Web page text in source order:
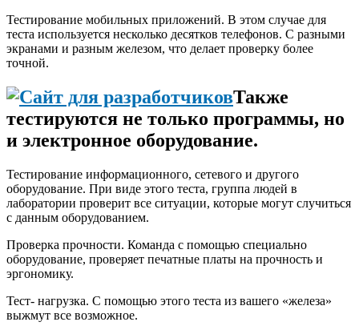
Тестирование мобильных приложений. В этом случае для
теста используется несколько десятков телефонов. С разными
экранами и разным железом, что делает проверку более
точной.
Также
тестируются не только программы, но
и электронное оборудование.
Тестирование информационного, сетевого и другого
оборудование. При виде этого теста, группа людей в
лаборатории проверит все ситуации, которые могут случиться
с данным оборудованием.
Проверка прочности. Команда с помощью специально
оборудование, проверяет печатные платы на прочность и
эргономику.
Тест- нагрузка. С помощью этого теста из вашего «железа»
выжмут все возможное.